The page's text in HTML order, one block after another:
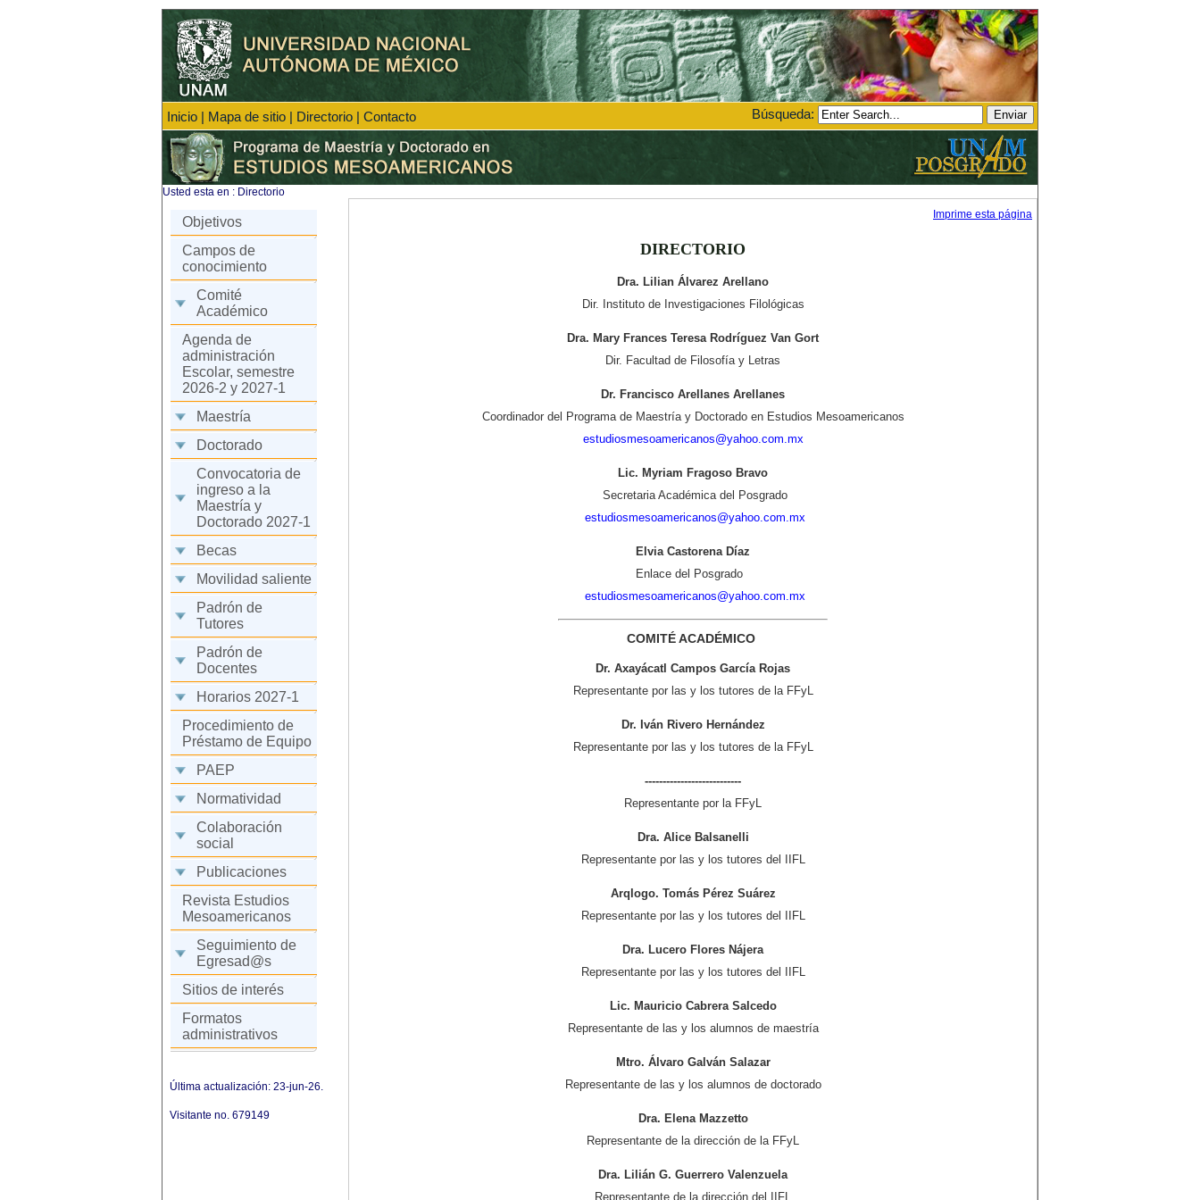
Inicio | Mapa de sitio | Directorio | Contacto Búsqueda:
Usted esta en : Directorio
Objetivos
Campos de
conocimiento
Comité
Académico
Agenda de
administración
Escolar, semestre
2026-2 y 2027-1
Maestría
Doctorado
Convocatoria de
ingreso a la
Maestría y
Doctorado 2027-1
Becas
Movilidad saliente
Padrón de
Tutores
Padrón de
Docentes
Horarios 2027-1
Procedimiento de
Préstamo de Equipo
PAEP
Normatividad
Colaboración
social
Publicaciones
Revista Estudios
Mesoamericanos
Seguimiento de
Egresad@s
Sitios de interés
Formatos
administrativos
Última actualización: 23-jun-26.
Visitante no. 679149
Imprime esta página
DIRECTORIO
Dra. Lilian Álvarez Arellano
Dir. Instituto de Investigaciones Filológicas
Dra. Mary Frances Teresa Rodríguez Van Gort
Dir. Facultad de Filosofía y Letras
Dr. Francisco Arellanes Arellanes
Coordinador del Programa de Maestría y Doctorado en Estudios Mesoamericanos
estudiosmesoamericanos@yahoo.com.mx
Lic. Myriam Fragoso Bravo
Secretaria Académica del Posgrado
estudiosmesoamericanos@yahoo.com.mx
Elvia Castorena Díaz
Enlace del Posgrado
estudiosmesoamericanos@yahoo.com.mx
COMITÉ ACADÉMICO
Dr. Axayácatl Campos García Rojas
Representante por las y los tutores de la FFyL
Dr. Iván Rivero Hernández
Representante por las y los tutores de la FFyL
---------------------------
Representante por la FFyL
Dra. Alice Balsanelli
Representante por las y los tutores del IIFL
Arqlogo. Tomás Pérez Suárez
Representante por las y los tutores del IIFL
Dra. Lucero Flores Nájera
Representante por las y los tutores del IIFL
Lic. Mauricio Cabrera Salcedo
Representante de las y los alumnos de maestría
Mtro. Álvaro Galván Salazar
Representante de las y los alumnos de doctorado
Dra. Elena Mazzetto
Representante de la dirección de la FFyL
Dra. Lilián G. Guerrero Valenzuela
Representante de la dirección del IIFL